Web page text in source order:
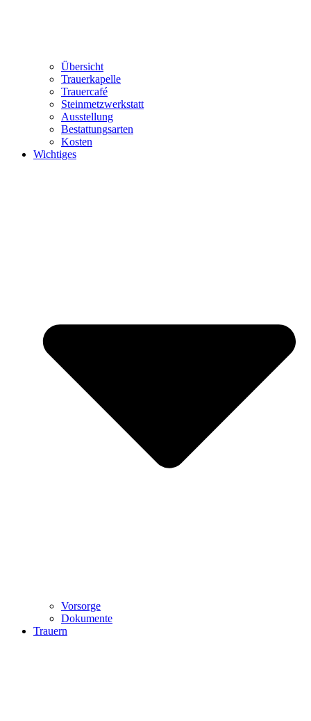
Übersicht
Trauerkapelle
Trauercafé
Steinmetzwerkstatt
Ausstellung
Bestattungsarten
Kosten
Wichtiges
Vorsorge
Dokumente
Trauern